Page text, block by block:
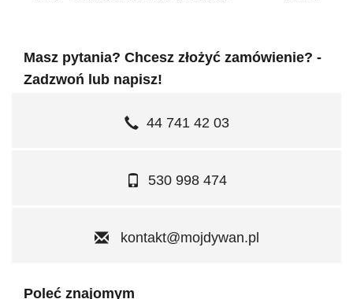
Masz pytania? Chcesz złożyć zamówienie? -
Zadzwoń lub napisz!
44 741 42 03
530 998 474
kontakt@mojdywan.pl
Poleć znajomym